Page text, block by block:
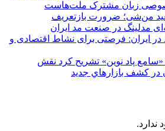
زبان مشترک ملت‌هاست
من‌شی؛ ضرورت بازتعریف
مدلینگ در صنعت مد ایران
ایران: فرصتی برای نشاط اقتصادی و
پاد نوين» تشريح کرد نقش
در کشف بازارهاي جديد
ندارد.